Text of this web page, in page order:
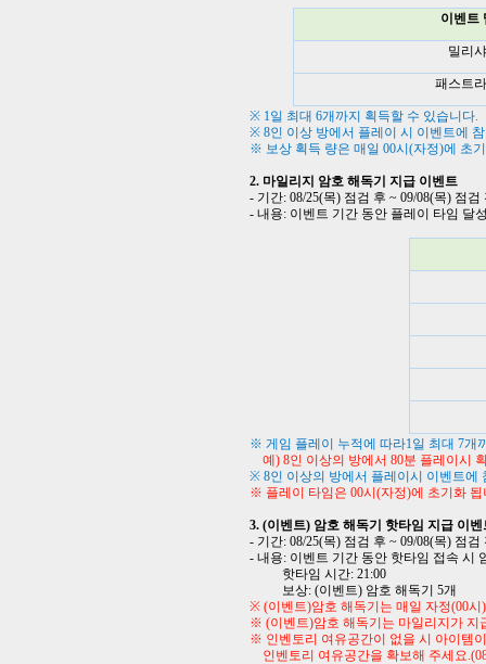
이벤트
밀리샤
패스트
※ 1 일 최대 6개까지 획득할 수 있습니다
※ 8인 이상 방에서 플레이 시 이벤트에
※ 보상 획득 량은 매일 00시(자정)에 초
2. 마일리지 암호 해독기 지급 이벤트
- 기간: 08/25(목) 점검 후 ~ 09/08(목) 점검
- 내용: 이벤트 기간 동안 플레이 타임 달
※ 게임 플레이 누적에 따라1 일 최대 7개
예) 8인 이상의 방에서 80분 플레이시
※ 8인 이상의 방에서 플레이시 이벤트에
※ 플레이 타임은 00시(자정)에 초기화 됩
3. (이벤트) 암호 해독기 핫타임 지급 이벤
- 기간: 08/25(목) 점검 후 ~ 09/08(목) 점검
- 내용: 이벤트 기간 동안 핫타임 접속 시
핫타임 시간: 21:00
보상: (이벤트) 암호 해독기 5개
※ (이벤트)암호 해독기는 매일 자정(00시)
※ (이벤트)암호 해독기는 마일리지가 지
※ 인벤토리 여유공간이 없을 시 아이템
인벤토리 여유공간을 확보해 주세요